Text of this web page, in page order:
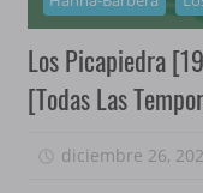
Los Picapiedra
[Todas Las
diciembre 26,